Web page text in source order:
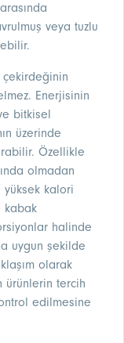
veya tuzlu
çekirdeğinin
Enerjisinin
bitkisel
üzerinde
Özellikle
olmadan
yüksek kalori
kabak
halinde
uygun şekilde
olarak
ürünlerin tercih
edilmesine